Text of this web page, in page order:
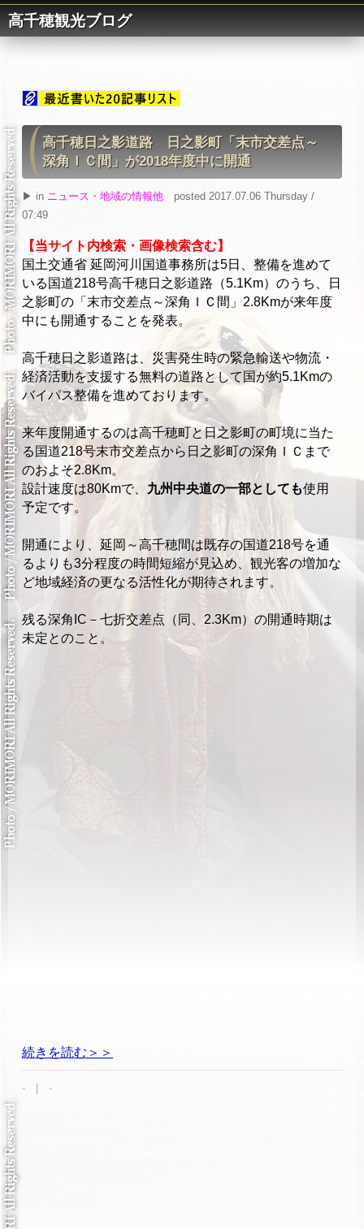
高千穂観光ブログ
高千穂日之影道路 日之影町「末市交差点～
深角ＩＣ間」が2018年度中に開通
▶ in ニュース・地域の情報他 posted 2017.07.06 Thursday /
07:49
【当サイト内検索・画像検索含む】
国土交通省 延岡河川国道事務所は5日、整備を進めて
いる国道218号高千穂日之影道路（5.1Km）のうち、日
之影町の「末市交差点～深角ＩＣ間」2.8Kmが来年度
中にも開通することを発表。
高千穂日之影道路は、災害発生時の緊急輸送や物流・
経済活動を支援する無料の道路として国が約5.1Kmの
バイパス整備を進めております。
来年度開通するのは高千穂町と日之影町の町境に当た
る国道218号末市交差点から日之影町の深角ＩＣまで
のおよそ2.8Km。
設計速度は80Kmで、 九州中央道の一部としても使用
予定です。
開通により、延岡～高千穂間は既存の国道218号を通
るよりも3分程度の時間短縮が見込め、観光客の増加な
ど地域経済の更なる活性化が期待されます。
残る深角IC－七折交差点（同、2.3Km）の開通時期は
未定とのこと。
続きを読む＞＞
- | -